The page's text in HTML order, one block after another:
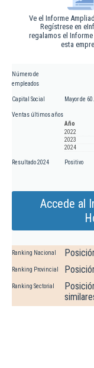
Ve el Informe
Regístrese en
regalamos el
esta
Número de
empleados
Capital Social Mayor de
Ventas últimos años
Año
2022
2023
2024
Resultado 2024 Positivo
Accede al
Ranking Nacional
Ranking Provincial
Ranking Sectorial